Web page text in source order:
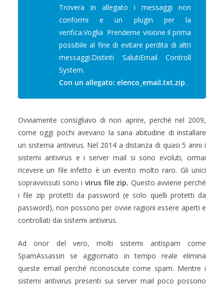
Trovera in allegato i messaggi non
conformi e un plugin per la
verifica.Voglia Prenderne visione il prima
possibile al fine di evitare perdita di altri
messaggi.Distinti SalutiEmail Controll
System.
Con un allegato: elenco_email.txt.zip.
Ovviamente consigliavo di non aprire, perché nel 2009,
come oggi pochi avevano la sana abitudine di installare
un sistema antivirus. Nel 2014 a distanza di quasi 5 anni i
sistemi antivirus e i server mail si sono evoluti, ormai
ricevere un file infetto è un evento molto raro. Gli unici
sopravvissuti sono i virus file zip. Questo avviene perché
i file zip protetti da password (e solo quelli protetti da
password), non possono per ovvie ragioni essere aperti e
controllati dai sistemi antivirus.
Ad onor del vero, molti sistemi antispam come
SpamAssassin se aggiornato in tempo reale elimina
queste email perché riconosciute come spam. Mentre i
sistemi antivirus presenti sui server mail poco possono